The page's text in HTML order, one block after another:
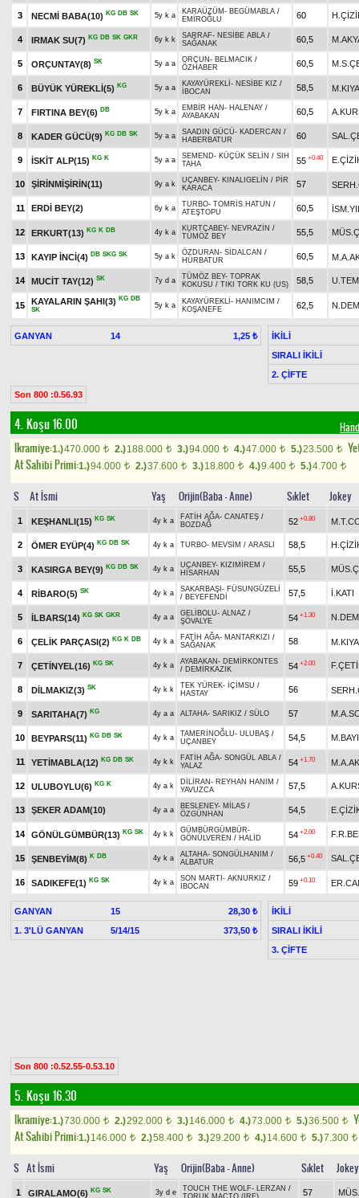
3 NECMİ BABA(10) KG DB SK 5y k a KARAÜZÜM - BEGÜMABLA /
EMİROĞLU
60
4 IRMAK SU(7) KG DB SK GKR 6y k k SARRAF- NESİBE ABLA /
SAĞANAK
60,5
5 ORÇUNTAY(8) SK 5y a a ORÇUN - BELMACIK /
ÖZHABER
60,5
6 BÜYÜK YÜREKLİ(5) KG 5y a a KAYAYÜREKLİ - NESİBE KIZ /
İBOCAN
58,5
7 FIRTINA BEY(6) DB 5y k a EMBİR HAN - HALENAY /
AYABAKAN
60,5
8 KADER GÜCÜ(9) KG DB SK 5y a a SAADIN GÜCÜ- KADERCAN /
HABERBATUR
60
9 İSKİT ALP(15) KG K 5y a a SEMEND- KÜÇÜK SELİN / SIH
TAHA
55 +0.40
10 ŞİRİNMİŞİRİN(11) 9y a k UÇANBEY- KINALIGELİN / PİR
KARACA
57
11 ERDİ BEY(2) 6y k a TURBO- TOMRİS HATUN /
ATEŞTOPU
60,5
12 ERKURT(13) KG K DB 4y k a KURTÇABEY- NEVRAZİN /
TÜMÖZ BEY
55,5
13 KAYIP İNCİ(4) DB SKG SK 5y a k ÖZDURAN - SİDALCAN /
HÜRBATUR
60,5
14 MUCİT TAY(12) SK 7y d a TÜMÖZ BEY- TOPRAK
KOKUSU / TIKI TORK KU (US) 58,5
15 KAYALARIN ŞAHI(3) KG DB
SK
5y k a KAYAYÜREKLİ - HANIMCIM /
KOŞANEFE
62,5
GANYAN 14 1,25 ₺
İKİLİ
SIRALI İKİLİ
2. ÇİFTE
Son 800 :0.56.93
4. Koşu 16.00
Ikramiye:1.)470.000 t 2.)188.000 t 3.)94.000 t 4.)47.000 t 5.)23.500 t
At Sahibi Primi:1.)94.000 t 2.)37.600 t 3.)18.800 t 4.)9.400 t 5.)4.700 t
S At İsmi Yaş Orijin(Baba - Anne) Sıklet Jokey
1 KEŞHANLI(15) KG SK 4y k a FATİH AĞA- CANATEŞ /
BOZDAĞ
52 +0.80
2 ÖMER EYÜP(4) KG DB SK 4y k a TURBO- MEVSİM / ARASLI 58,5
3 KASIRGA BEY(9) KG DB SK 4y k a UÇANBEY- KIZIMİREM /
HİSARHAN
55,5
4 RİBARO(5) SK 4y k a SAKARBAŞI - FÜSUNGÜZELİ
/ BEYEFENDİ 57,5 İ.KATI
5 İLBARS(14) KG SK GKR 4y a a GELİBOLU- ALNAZ /
ŞÖVALYE
54 +1.30
6 ÇELİK PARÇASI(2) KG K DB 4y k a FATİH AĞA- MANTARKIZI /
SAĞANAK
58
7 ÇETİNYEL(16) KG SK 4y k a AYABAKAN - DEMİRKONTES
/ DEMİRKAZIK 54 +2.00
8 DİLMAKIZ(3) SK 4y k k TEK YÜREK- İÇİMSU /
HASTAY
56
9 SARITAHA(7) KG 4y a a ALTAHA- SARIKIZ / SÜLO 57
10 BEYPARS(11) KG DB SK 4y k a TAMERİNOĞLU- ULUBAŞ /
UÇANBEY
54,5
11 YETİMABLA(12) KG DB SK 4y k k FATİH AĞA- SONGÜL ABLA /
YALAZ
54 +1.70
12 ULUBOYLU(6) KG K 4y a k DİLİRAN - REYHAN HANIM /
YAVUZCA
57,5
13 ŞEKER ADAM(10) 4y a a BESLENEY- MİLAS /
ÖZGÜNHAN
54,5
14 GÖNÜLGÜMBÜR(13) KG SK 4y k k GÜMBÜRGÜMBÜR-
GÖNÜLVEREN / HALİD 54 +2.00
15 ŞENBEYİM(8) K DB 4y k a ALTAHA- SONGÜLHANIM /
ALBATUR
56,5 +0.40
16 SADIKEFE(1) KG SK 4y k a SON MARTI - AKNURKIZ /
İBOCAN
59 +0.10
GANYAN 15
28,30 ₺
1. 3'LÜ GANYAN
5/14/15 373,50 ₺
İKİLİ
SIRALI İKİLİ
3. ÇİFTE
Son 800 :0.52.55-0.53.10
5. Koşu 16.30
Ikramiye:1.)730.000 t 2.)292.000 t 3.)146.000 t 4.)73.000 t 5.)36.500 t
At Sahibi Primi:1.)146.000 t 2.)58.400 t 3.)29.200 t 4.)14.600 t 5.)7.300 t
S At İsmi Yaş Orijin(Baba - Anne) Sıklet Jokey
1 GIRALAMO(6) KG SK 3y d e TOUCH THE WOLF- LERZAN /
TORUK MACTO (IRE)
57